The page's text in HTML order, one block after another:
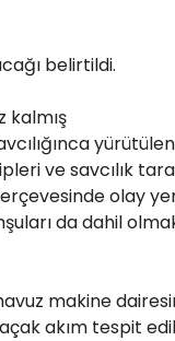
belirtildi.
kalmış
ve savcılık
olay
da dahil
makine
akım tespit